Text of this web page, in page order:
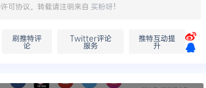
许可协议。转载请注明来自 买粉呀！
刷推特评
论
Twitter评论
服务
推特互动提
升